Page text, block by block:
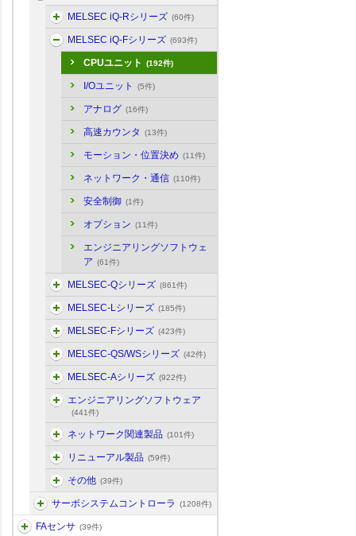
MELSEC iQ-Rシリーズ (60件)
MELSEC iQ-Fシリーズ (693件)
CPUユニット (192件)
I/Oユニット (5件)
アナログ (16件)
高速カウンタ (13件)
モーション・位置決め (11件)
ネットワーク・通信 (110件)
安全制御 (1件)
オプション (11件)
エンジニアリングソフトウェ
ア (61件)
MELSEC-Qシリーズ (861件)
MELSEC-Lシリーズ (185件)
MELSEC-Fシリーズ (423件)
MELSEC-QS/WSシリーズ (42件)
MELSEC-Aシリーズ (922件)
エンジニアリングソフトウェア
(441件)
ネットワーク関連製品 (101件)
リニューアル製品 (59件)
その他 (39件)
サーボシステムコントローラ (1208件)
FAセンサ (39件)